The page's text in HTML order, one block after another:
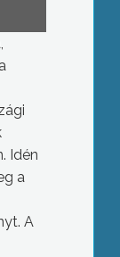
Idén
a
A